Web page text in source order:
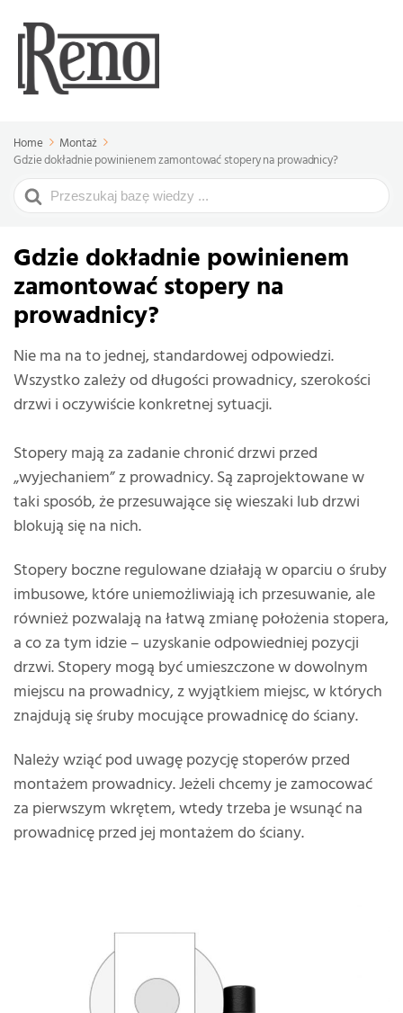
Home
Montaż
Gdzie dokładnie powinienem zamontować stopery na prowadnicy?
Search
For
Gdzie dokładnie powinienem
zamontować stopery na
prowadnicy?
Nie ma na to jednej, standardowej odpowiedzi.
Wszystko zależy od długości prowadnicy, szerokości
drzwi i oczywiście konkretnej sytuacji.
Stopery mają za zadanie chronić drzwi przed
„wyjechaniem” z prowadnicy. Są zaprojektowane w
taki sposób, że przesuwające się wieszaki lub drzwi
blokują się na nich.
Stopery boczne regulowane działają w oparciu o śruby
imbusowe, które uniemożliwiają ich przesuwanie, ale
również pozwalają na łatwą zmianę położenia stopera,
a co za tym idzie – uzyskanie odpowiedniej pozycji
drzwi. Stopery mogą być umieszczone w dowolnym
miejscu na prowadnicy, z wyjątkiem miejsc, w których
znajdują się śruby mocujące prowadnicę do ściany.
Należy wziąć pod uwagę pozycję stoperów przed
montażem prowadnicy. Jeżeli chcemy je zamocować
za pierwszym wkrętem, wtedy trzeba je wsunąć na
prowadnicę przed jej montażem do ściany.